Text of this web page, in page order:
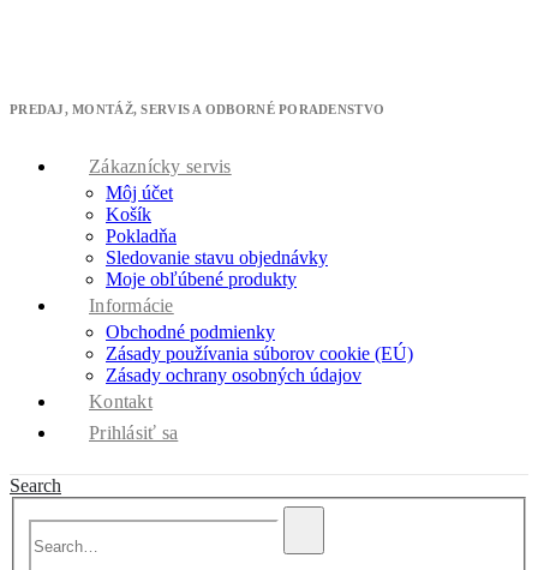
PREDAJ, MONTÁŽ, SERVIS A ODBORNÉ PORADENSTVO
Zákaznícky servis
Môj účet
Košík
Pokladňa
Sledovanie stavu objednávky
Moje obľúbené produkty
Informácie
Obchodné podmienky
Zásady používania súborov cookie (EÚ)
Zásady ochrany osobných údajov
Kontakt
Prihlásiť sa
Search